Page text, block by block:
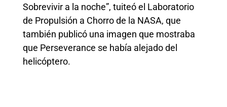
Sobrevivir a la noche”, tuiteó el Laboratorio
de Propulsión a Chorro de la NASA, que
también publicó una imagen que mostraba
que Perseverance se había alejado del
helicóptero.